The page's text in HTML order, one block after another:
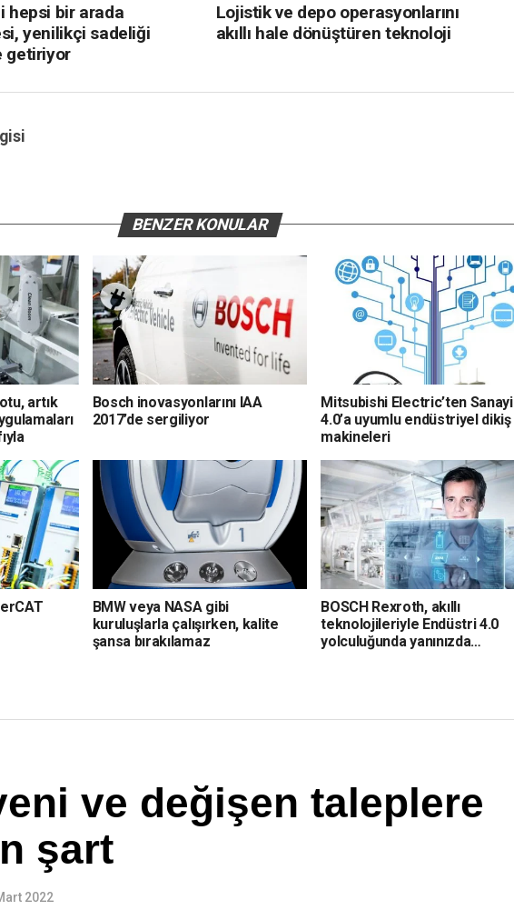
Lojistik ve depo operasyonlarını
akıllı hale dönüştüren teknoloji
hepsi bir arada
yenilikçi sadeliği
getiriyor
BENZER KONULAR
artık
Bosch inovasyonlarını IAA
2017’de sergiliyor
Mitsubishi Electric’ten Sanayi
4.0’a uyumlu endüstriyel dikiş
makineleri
BMW veya NASA gibi
kuruluşlarla çalışırken, kalite
şansa bırakılamaz
BOSCH Rexroth, akıllı
teknolojileriyle Endüstri 4.0
yolculuğunda yanınızda…
ve değişen taleplere
şart
2022